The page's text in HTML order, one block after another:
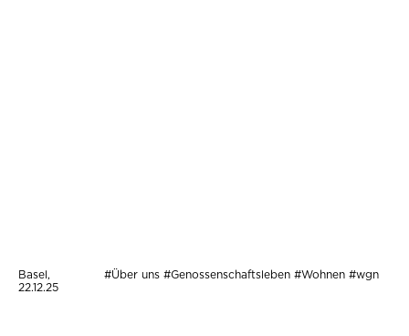
Basel,
22.12.25
#Über uns #Genossenschaftsleben #Wohnen #wgn